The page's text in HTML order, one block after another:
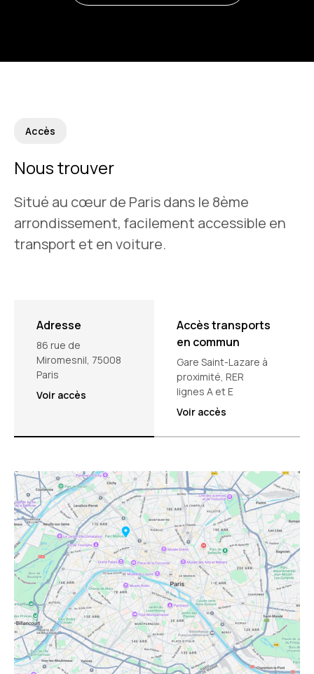
Accès
Nous trouver
Situé au cœur de Paris dans le 8ème
arrondissement, facilement accessible en
transport et en voiture.
Adresse
86 rue de
Miromesnil, 75008
Paris
Voir accès
Accès transports
en commun
Gare Saint-Lazare à
proximité, RER
lignes A et E
Voir accès